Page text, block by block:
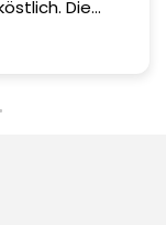
Die
uns
Sehr zu